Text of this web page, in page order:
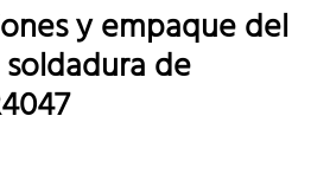
y empaque del
de